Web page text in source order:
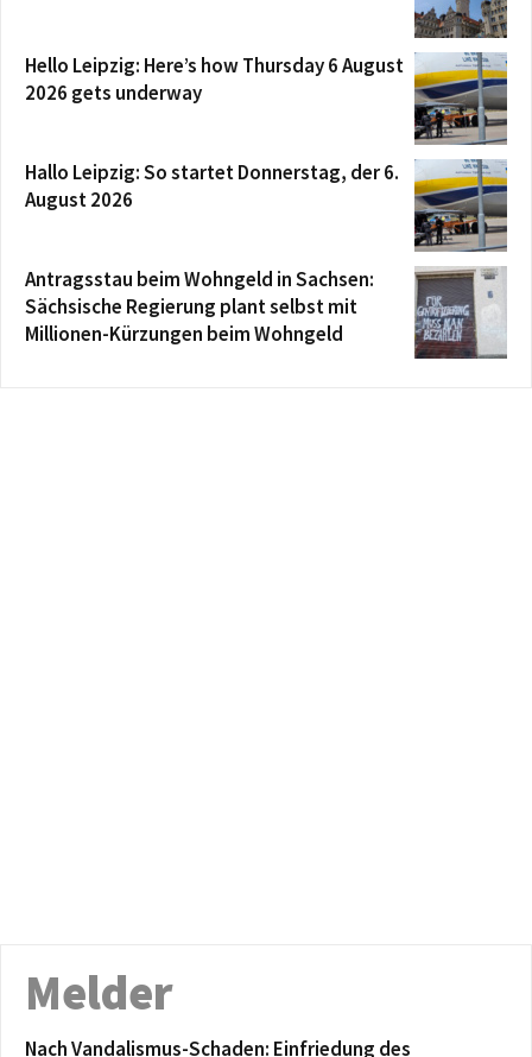
Hello Leipzig: Here’s how Thursday 6 August
2026 gets underway
Hallo Leipzig: So startet Donnerstag, der 6.
August 2026
Antragsstau beim Wohngeld in Sachsen:
Sächsische Regierung plant selbst mit
Millionen-Kürzungen beim Wohngeld
Melder
Nach Vandalismus-Schaden: Einfriedung des